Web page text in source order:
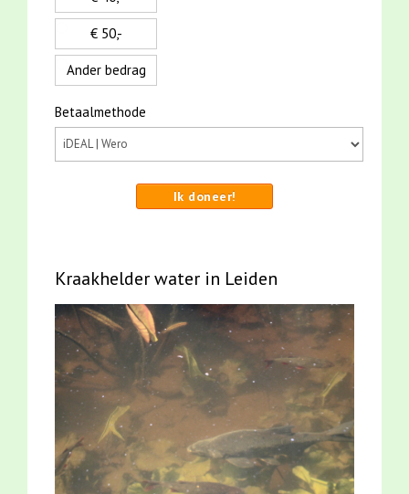
€ 50,-
Ander bedrag
Betaalmethode
Ik doneer!
Kraakhelder water in Leiden